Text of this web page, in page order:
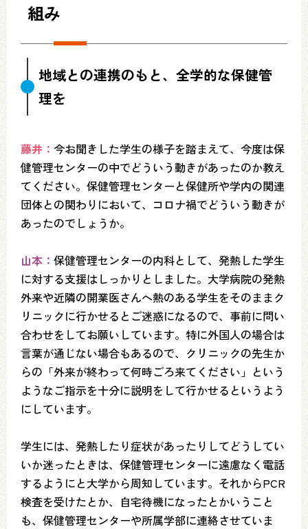
組み
地域との連携のもと、全学的な保健管
理を
藤井： 今お聞きした学生の様子を踏まえて、今度は保
健管理センターの中でどういう動きがあったのか教え
てください。保健管理センターと保健所や学内の関連
団体との関わりにおいて、コロナ禍でどういう動きが
あったのでしょうか。
山本： 保健管理センターの内科として、発熱した学生
に対する支援はしっかりとしました。大学病院の発熱
外来や近隣の開業医さんへ熱のある学生をそのままク
リニックに行かせるとご迷惑になるので、事前に問い
合わせをしてお願いしています。特に外国人の場合は
言葉が通じない場合もあるので、クリニックの先生か
らの「外来が終わって何時ごろ来てください」という
ようなご指示を十分に説明をして行かせるというよう
にしています。
学生には、発熱したり症状があったりしてどうしてい
いか迷ったときは、保健管理センターに遠慮なく電話
するようにと大学から周知しています。それからPCR
検査を受けたとか、自宅待機になったとかいうこと
も、保健管理センターや所属学部に連絡させていま